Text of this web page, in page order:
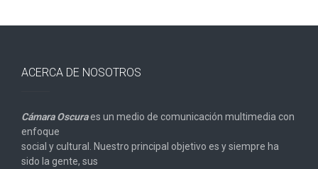
ACERCA DE NOSOTROS
Cámara Oscuraes un medio de comunicación multimedia con
enfoque
social y cultural. Nuestro principal objetivo es y siempre ha
sido la gente, sus